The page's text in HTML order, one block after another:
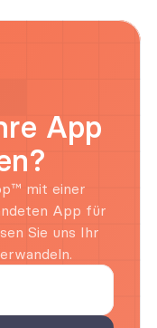
App
mit einer
App für
Sie uns Ihr